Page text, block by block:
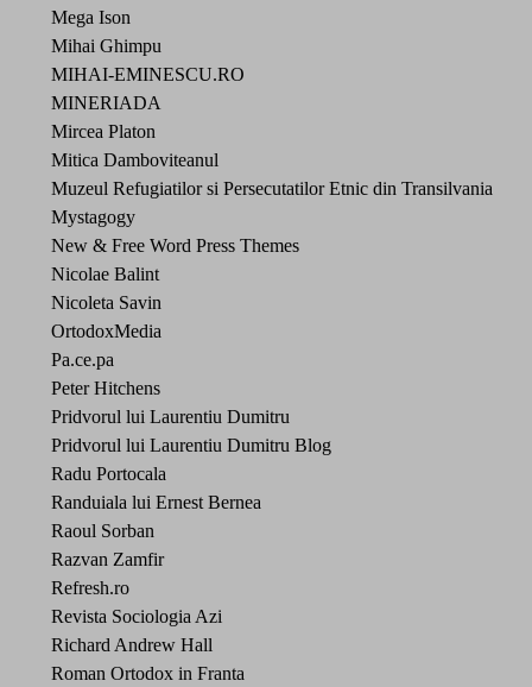
Mega Ison
Mihai Ghimpu
MIHAI-EMINESCU.RO
MINERIADA
Mircea Platon
Mitica Damboviteanul
Muzeul Refugiatilor si Persecutatilor Etnic din Transilvania
Mystagogy
New & Free Word Press Themes
Nicolae Balint
Nicoleta Savin
OrtodoxMedia
Pa.ce.pa
Peter Hitchens
Pridvorul lui Laurentiu Dumitru
Pridvorul lui Laurentiu Dumitru Blog
Radu Portocala
Randuiala lui Ernest Bernea
Raoul Sorban
Razvan Zamfir
Refresh.ro
Revista Sociologia Azi
Richard Andrew Hall
Roman Ortodox in Franta